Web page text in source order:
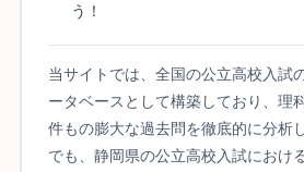
う！
当サイトでは、全国の公立高校入試
ータベースとして構築しており、理
件もの膨大な過去問を徹底的に分析
でも、静岡県の公立高校入試におけ